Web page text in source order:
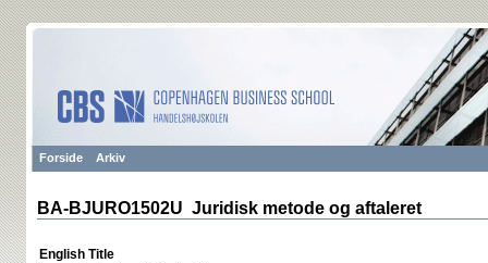
Forside Arkiv
BA-BJURO1502U Juridisk metode og aftaleret
English Title